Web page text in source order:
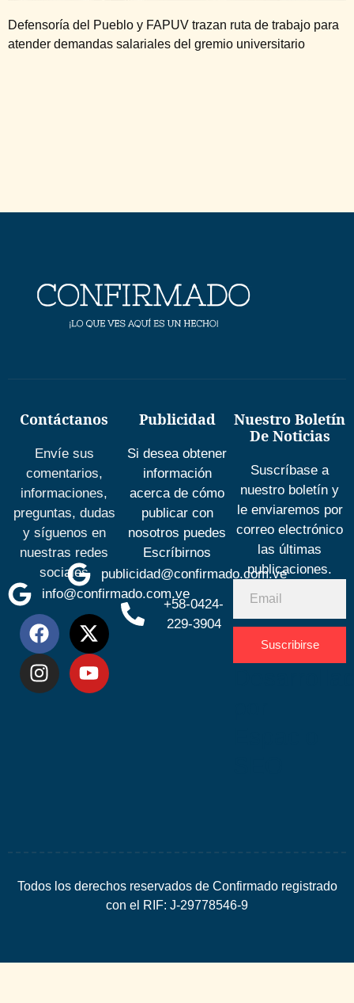
Defensoría del Pueblo y FAPUV trazan ruta de trabajo para
atender demandas salariales del gremio universitario
Contáctanos
Envíe sus
comentarios,
informaciones,
preguntas, dudas
y síguenos en
nuestras redes
sociales
info@confirmado.com.ve
Publicidad
Si desea obtener
información
acerca de cómo
publicar con
nosotros puedes
Escríbirnos
publicidad@confirmado.com.ve
+58-0424-
229-3904
Nuestro Boletín
De Noticias
Suscríbase a
nuestro boletín y
le enviaremos por
correo electrónico
las últimas
publicaciones.
Suscribirse
Todos los derechos reservados de Confirmado registrado
con el RIF: J-29778546-9